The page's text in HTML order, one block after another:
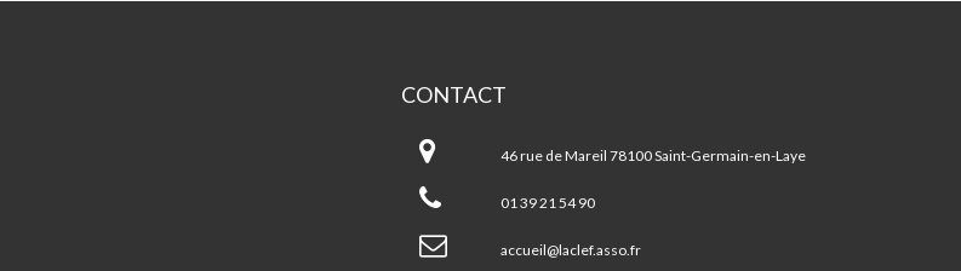
CONTACT
CLEF
46 rue de Mareil 78100 Saint-Germain-en-Laye
01 39 21 54 90
accueil@laclef.asso.fr